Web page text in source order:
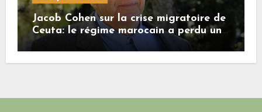
Jacob Cohen sur la crise migratoire de
Ceuta: le régime marocain a perdu une
bonne part de sa crédibilité vis-à-vis
de l’Union européenne